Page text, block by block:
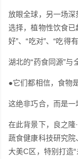
放眼全球，另一场
选择，植物性饮食已
好”、“吃对”、“吃得
湖北的“药食同源”与
●它们都相信，食物
这绝非巧合，而是一
在此背景下，良之
蔬食健康科技研究
大美C区，特别打造